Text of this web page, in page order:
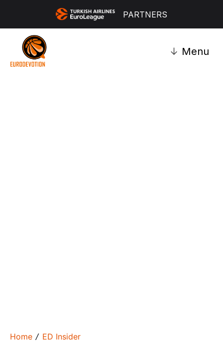
PARTNERS
↓ Menu
Home / ED Insider